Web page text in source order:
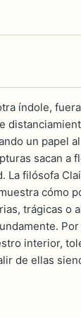
índole,
un papel
sacan a
La filósofa
cómo
trágicas o
Por
interior,
de ellas